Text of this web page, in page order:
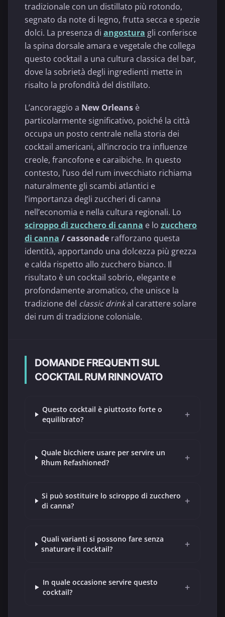
tradizionale con un distillato più rotondo,
segnato da note di legno, frutta secca e spezie
dolci. La presenza di angostura gli conferisce
la spina dorsale amara e vegetale che collega
questo cocktail a una cultura classica del bar,
dove la sobrietà degli ingredienti mette in
risalto la profondità del distillato.
L’ancoraggio a New Orleans è
particolarmente significativo, poiché la città
occupa un posto centrale nella storia dei
cocktail americani, all’incrocio tra influenze
creole, francofone e caraibiche. In questo
contesto, l’uso del rum invecchiato richiama
naturalmente gli scambi atlantici e
l’importanza degli zuccheri di canna
nell’economia e nella cultura regionali. Lo
sciroppo di zucchero di canna e lo zucchero
di canna / cassonade rafforzano questa
identità, apportando una dolcezza più grezza
e calda rispetto allo zucchero bianco. Il
risultato è un cocktail sobrio, elegante e
profondamente aromatico, che unisce la
tradizione del classic drinkal carattere solare
dei rum di tradizione coloniale.
DOMANDE FREQUENTI SUL
COCKTAIL RUM RINNOVATO
Questo cocktail è piuttosto forte o
equilibrato?
+
Quale bicchiere usare per servire un
Rhum Refashioned?
+
Si può sostituire lo sciroppo di zucchero
di canna?
+
Quali varianti si possono fare senza
snaturare il cocktail?
+
In quale occasione servire questo
cocktail?
+